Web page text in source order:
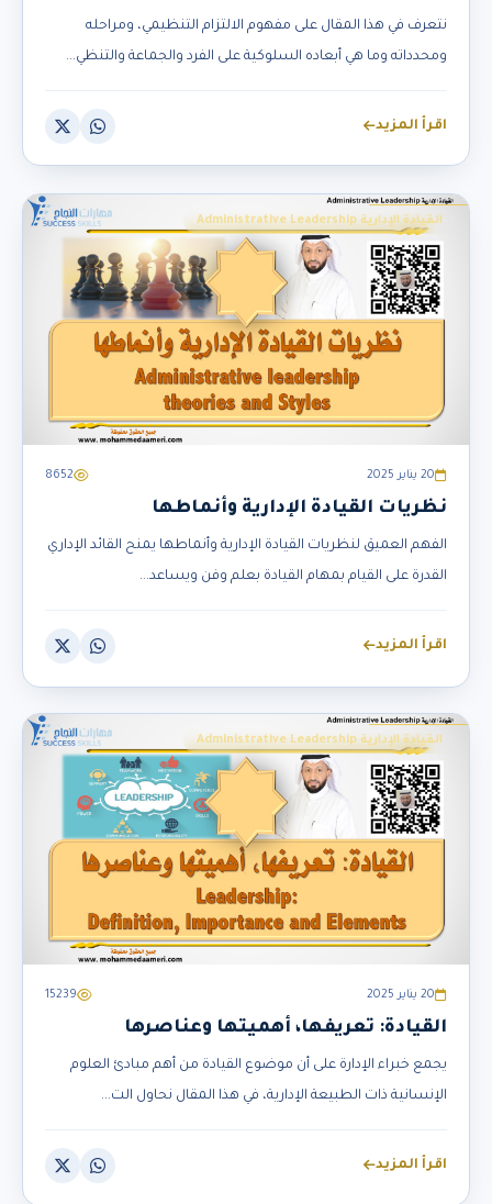
نتعرف في هذا المقال على مفهوم الالتزام التنظيمي، ومراحله
ومحدداته وما هي أبعاده السلوكية على الفرد والجماعة والتنظي...
اقرأ المزيد
القيادة الإدارية Administrative Leadership
20 يناير 2025 8652
نظريات القيادة الإدارية وأنماطها
الفهم العميق لنظريات القيادة الإدارية وأنماطها يمنح القائد الإداري
القدرة على القيام بمهام القيادة بعلم وفن ويساعد...
اقرأ المزيد
القيادة الإدارية Administrative Leadership
20 يناير 2025 15239
القيادة: تعريفها، أهميتها وعناصرها
يجمع خبراء الإدارة على أن موضوع القيادة من أهم مبادئ العلوم
الإنسانية ذات الطبيعة الإدارية، في هذا المقال نحاول الت...
اقرأ المزيد